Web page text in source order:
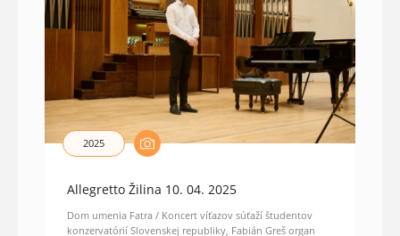
2025
Allegretto Žilina 10. 04. 2025
Dom umenia Fatra / Koncert víťazov súťaží študentov
konzervatórií Slovenskej republiky, Fabián Greš organ